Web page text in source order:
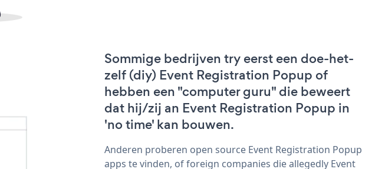
Sommige bedrijven try eerst een doe-het-
zelf (diy) Event Registration Popup of
hebben een "computer guru" die beweert
dat hij/zij an Event Registration Popup in
'no time' kan bouwen.
Anderen proberen open source Event Registration Popup
apps te vinden, of foreign companies die allegedly Event